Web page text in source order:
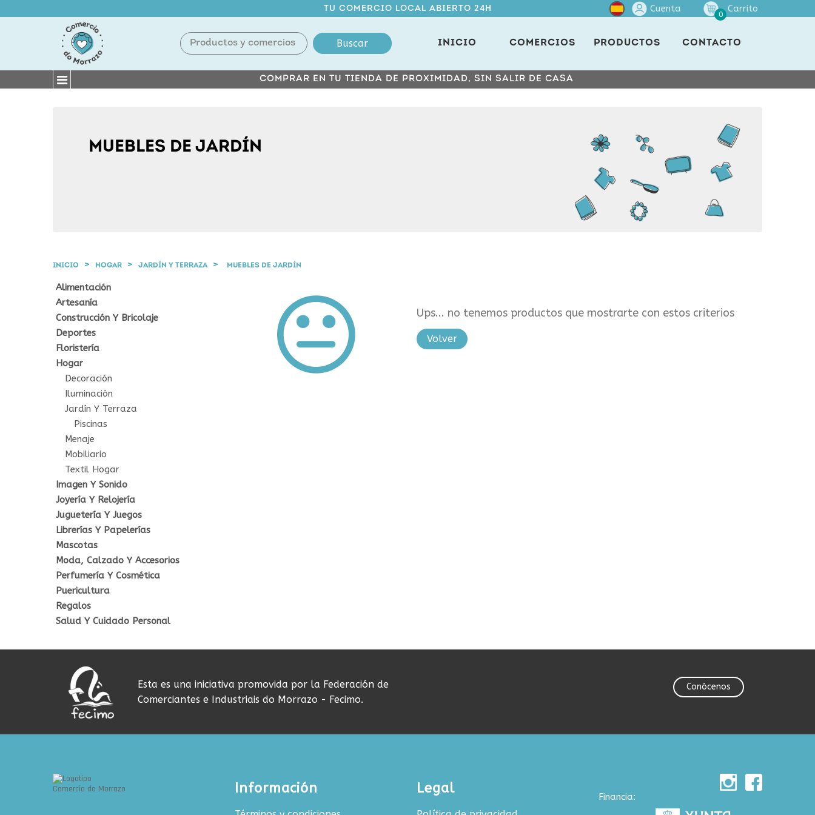
TU COMERCIO LOCAL ABIERTO 24H Cuenta
0
Carrito
Buscar INICIO COMERCIOS PRODUCTOS CONTACTO
COMPRAR EN TU TIENDA DE PROXIMIDAD, SIN SALIR DE CASA
MUEBLES DE JARDÍN
INICIO HOGAR JARDÍN Y TERRAZA MUEBLES DE JARDÍN
Alimentación
Artesanía
Construcción Y Bricolaje
Deportes
Floristería
Hogar
Decoración
Iluminación
Jardín Y Terraza
Piscinas
Menaje
Mobiliario
Textil Hogar
Imagen Y Sonido
Joyería Y Relojería
Juguetería Y Juegos
Librerías Y Papelerías
Mascotas
Moda, Calzado Y Accesorios
Perfumería Y Cosmética
Puericultura
Regalos
Salud Y Cuidado Personal
Ups... no tenemos productos que mostrarte con estos criterios
Volver
Esta es una iniciativa promovida por la Federación de
Comerciantes e Industriais do Morrazo - Fecimo.
Conócenos
Información Legal
Financia: